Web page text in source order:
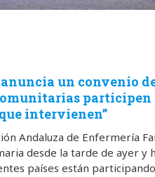
un convenio
participen
intervienen”
Andaluza de Enfermería
desde la tarde de ayer y
países están